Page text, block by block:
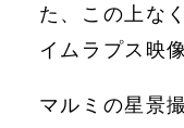
た、この上な
イムラプス映
マルミの星景